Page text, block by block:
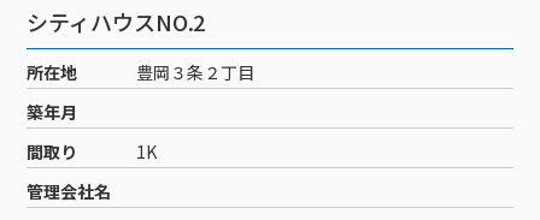
工事・配線について
新居をご検討中の方へ
ポテトを導入している集合住宅
物件情報
ご加入中の方
ご加入中のサービス確認・変更
WEBメール
サポートサービス
サポートサービストップ
新着情報
サービス案内
サービス案内
ケーブルテレビ
ケーブルテレビトップ
チャンネル紹介
インターネット
インターネットトップ
コミチャン
お困りの方はこちら
会社案内
シティハウスNO.2
所在地
豊岡３条２丁目
築年月
間取り
1K
管理会社名